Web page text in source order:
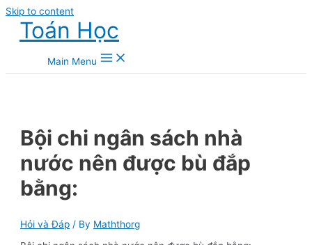
Skip to content
Toán Học
Main Menu
Bội chi ngân sách nhà
nước nên được bù đắp
bằng:
Hỏi và Đáp / By Maththorg